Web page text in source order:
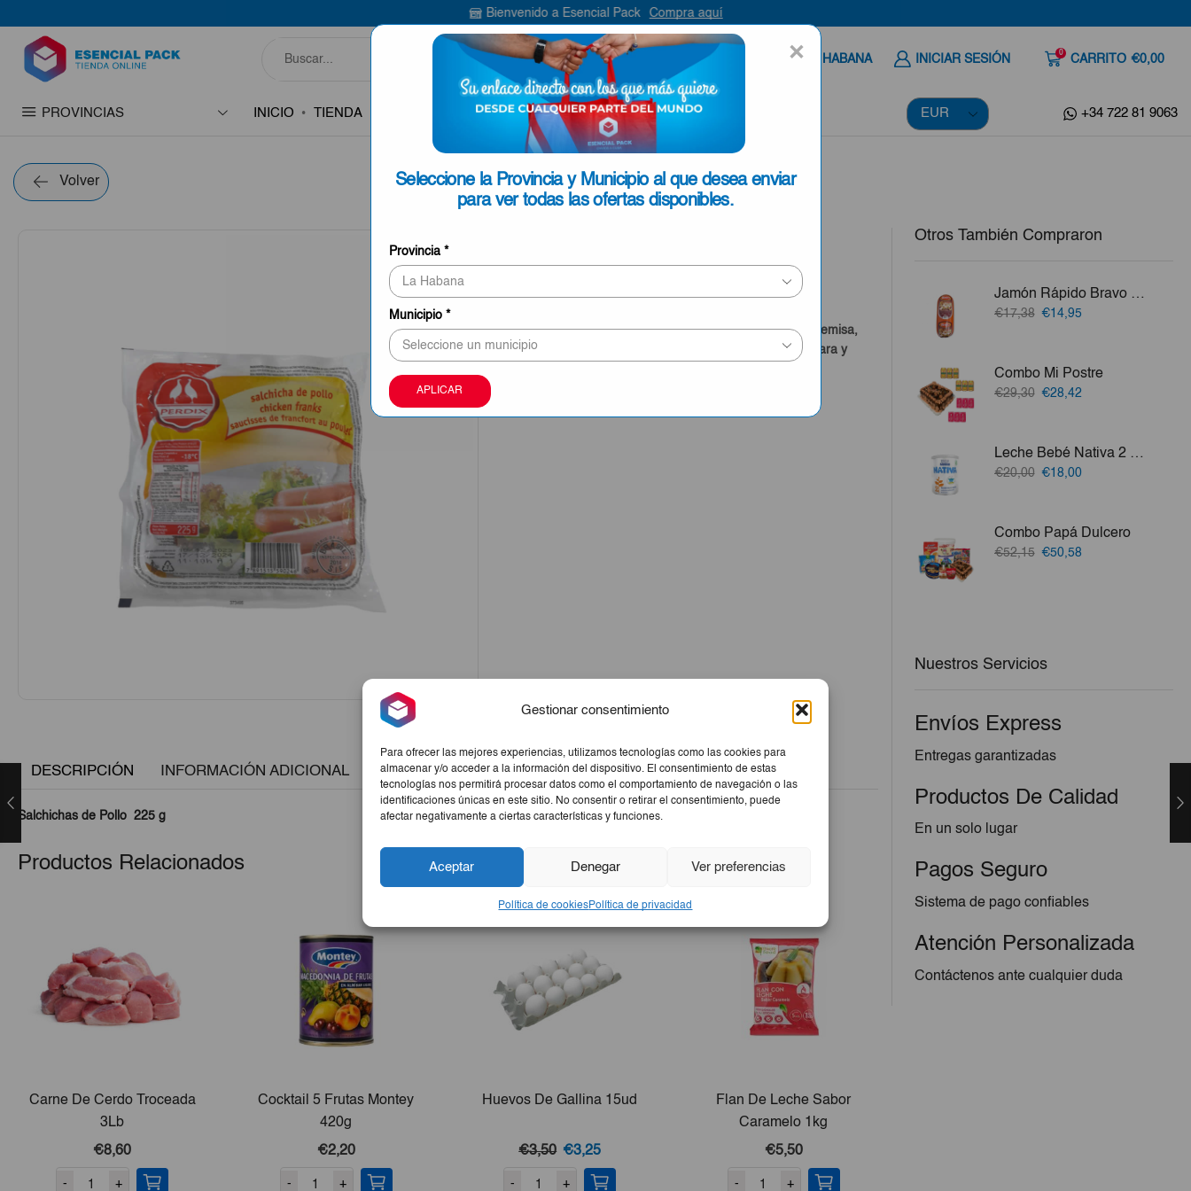
Gestionar consentimiento
Para ofrecer las mejores experiencias, utilizamos tecnologías como las cookies para
almacenar y/o acceder a la información del dispositivo. El consentimiento de estas
tecnologías nos permitirá procesar datos como el comportamiento de navegación o las
identificaciones únicas en este sitio. No consentir o retirar el consentimiento, puede
afectar negativamente a ciertas características y funciones.
Aceptar Denegar Ver preferencias
Política de cookiesPolítica de privacidad
×
Seleccione la Provincia y Municipio al que desea enviar
para ver todas las ofertas disponibles.
Provincia *
Municipio *
APLICAR
Bienvenido a Esencial Pack Compra aquí
SEARCH
INPUT
ENVIAR A LA HABANA INICIAR SESIÓN 0 CARRITO €0,00
PROVINCIAS INICIO TIENDA +34 722 81 9063
Volver
€1,10
4 personas revisando este producto ahora
Este producto puede ser entregado en Pinar del Río, Artemisa,
Mayabeque, La Habana, Matanzas, Cienfuegos, Villa Clara y
DESCRIPCIÓN INFORMACIÓN ADICIONAL
Salchichas de Pollo 225 g
Productos Relacionados
Carne De Cerdo Troceada
3Lb
€8,60
- +
Cocktail 5 Frutas Montey
420g
€2,20
- +
Huevos De Gallina 15ud
€3,50 El
precio
€3,25El
precio
- +
Flan De Leche Sabor
Caramelo 1kg
€5,50
- +
Otros También Compraron
Jamón Rápido Bravo 2kg
€17,38 El
€17,38.
€14,95El
€14,95.
Combo Mi Postre
€29,30 El
€29,30.
€28,42El
€28,42. Leche Bebé Nativa 2 Nestle 800g
€20,00 El
€20,00.
€18,00El
€18,00.
Combo Papá Dulcero
€52,15 El
€50,58El
Nuestros Servicios
Envíos Express
Entregas garantizadas
Productos De Calidad
En un solo lugar
Pagos Seguro
Sistema de pago confiables
Atención Personalizada
Contáctenos ante cualquier duda